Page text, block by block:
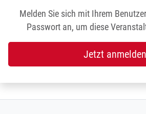
Melden Sie sich mit Ihrem
Passwort an, um diese
Jetzt anmelden